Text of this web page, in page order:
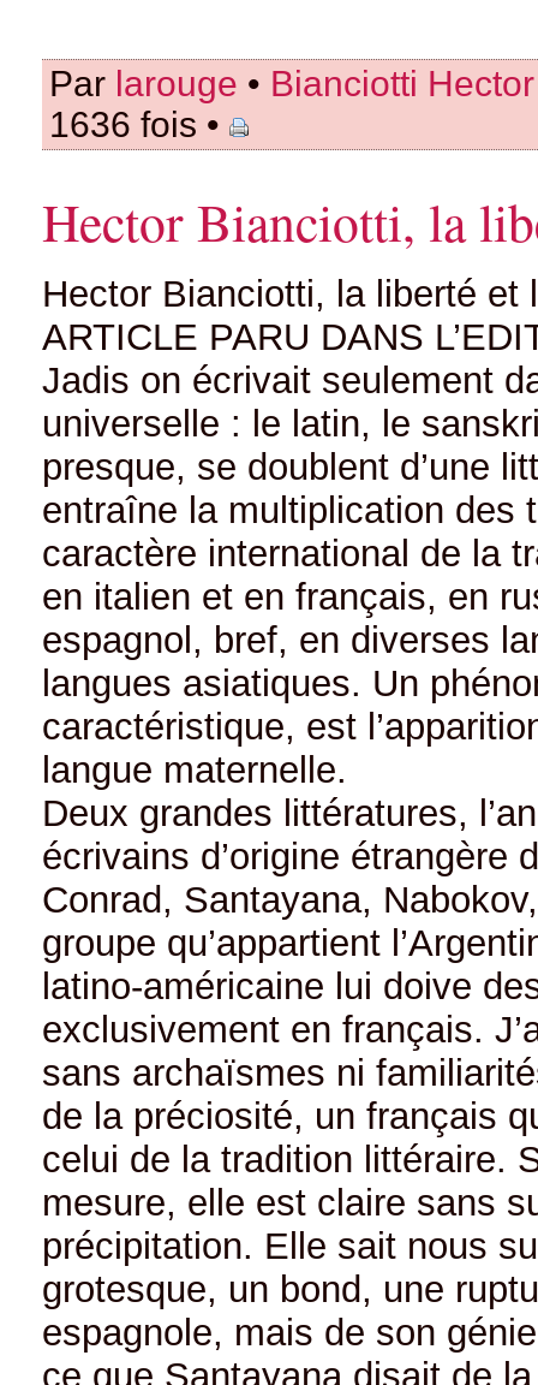
Par larouge • Bianciotti Hector
1636 fois •
Hector Bianciotti, la
Hector Bianciotti, la liberté et
ARTICLE PARU DANS
Jadis on écrivait seulement
universelle : le latin, le
presque, se doublent d’une
entraîne la multiplication des
caractère international de la
en italien et en français, en
espagnol, bref, en diverses
langues asiatiques. Un
caractéristique, est
langue maternelle.
Deux grandes littératures,
écrivains d’origine étrangère
Conrad, Santayana,
groupe qu’appartient
latino-américaine lui doive
exclusivement en français.
sans archaïsmes ni
de la préciosité, un français
celui de la tradition littéraire.
mesure, elle est claire sans
précipitation. Elle sait nous
grotesque, un bond, une
espagnole, mais de son
ce que Santayana disait de